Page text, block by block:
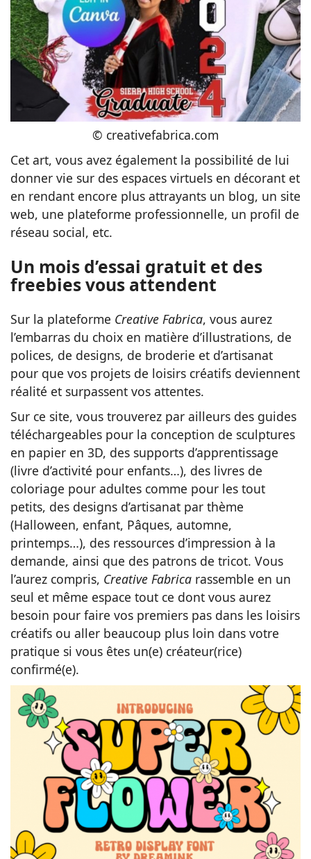
© creativefabrica.com
Cet art, vous avez également la possibilité de lui
donner vie sur des espaces virtuels en décorant et
en rendant encore plus attrayants un blog, un site
web, une plateforme professionnelle, un profil de
réseau social, etc.
Un mois d’essai gratuit et des
freebies vous attendent
Sur la plateforme Creative Fabrica, vous aurez
l’embarras du choix en matière d’illustrations, de
polices, de designs, de broderie et d’artisanat
pour que vos projets de loisirs créatifs deviennent
réalité et surpassent vos attentes.
Sur ce site, vous trouverez par ailleurs des guides
téléchargeables pour la conception de sculptures
en papier en 3D, des supports d’apprentissage
(livre d’activité pour enfants…), des livres de
coloriage pour adultes comme pour les tout
petits, des designs d’artisanat par thème
(Halloween, enfant, Pâques, automne,
printemps…), des ressources d’impression à la
demande, ainsi que des patrons de tricot. Vous
l’aurez compris, Creative Fabrica rassemble en un
seul et même espace tout ce dont vous aurez
besoin pour faire vos premiers pas dans les loisirs
créatifs ou aller beaucoup plus loin dans votre
pratique si vous êtes un(e) créateur(rice)
confirmé(e).